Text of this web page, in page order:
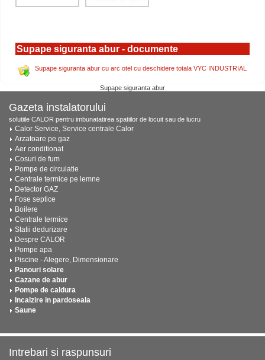
Supape siguranta abur - documente
Supape siguranta abur cu arc otel cu deschidere totala VYC INDUSTRIAL
Supape siguranta abur
Gazeta instalatorului
solutiile CALOR pentru imbunatatirea spatiilor de locuit sau de lucru
Calor Service, Service centrale Calor
Arzatoare pe gaz
Aer conditionat
Cosuri de fum
Pompe de circulatie
Centrale termice pe lemne
Detector GAZ
Fose septice
Boilere
Centrale termice
Statii dedurizare
Despre CALOR
Pompe apa
Piscine - Alegere, Dimensionare
Panouri solare
Cazane de abur
Pompe de caldura
Incalzire in pardoseala
Saune
Intrebari si raspunsuri